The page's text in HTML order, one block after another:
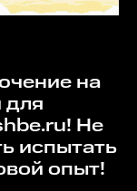
для
! Не
испытать
опыт!